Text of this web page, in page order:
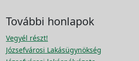
További honlapok
Vegyél részt!
Józsefvárosi Lakásügynökség